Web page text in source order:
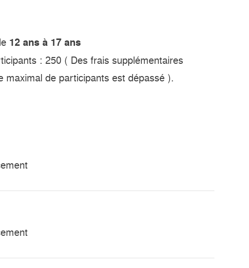
12 ans à 17 ans
: 250 ( Des frais supplémentaires
maximal de participants est dépassé ).